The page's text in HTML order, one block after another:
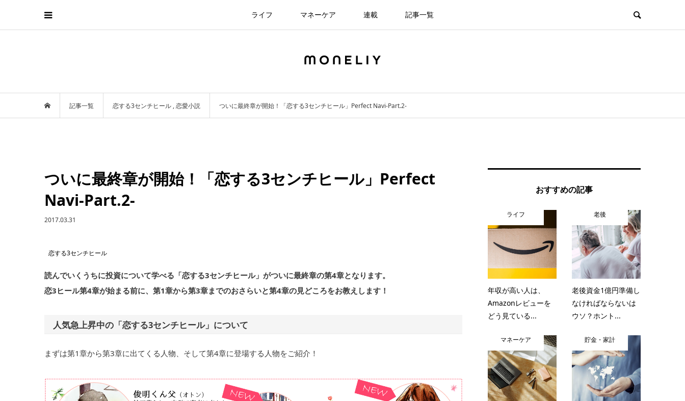
ライフ マネーケア 連載 記事一覧
記事一覧 恋する3センチヒール ,恋愛小説 ついに最終章が開始！「恋する3センチヒール」Perfect Navi-Part.2-
ついに最終章が開始！「恋する3センチヒール」Perfect
Navi-Part.2-
2017.03.31
恋する3センチヒール
読んでいくうちに投資について学べる「恋する3センチヒール」がついに最終章の第4章となります。
恋3ヒール第4章が始まる前に、第1章から第3章までのおさらいと第4章の見どころをお教えします！
人気急上昇中の「恋する3センチヒール」について
まずは第1章から第3章に出てくる人物、そして第4章に登場する人物をご紹介！
おすすめの記事
ライフ
年収が高い人は、
Amazonレビューを
どう見ている...
老後
老後資金1億円準備し
なければならないは
ウソ？ホント...
マネーケア 貯金・家計